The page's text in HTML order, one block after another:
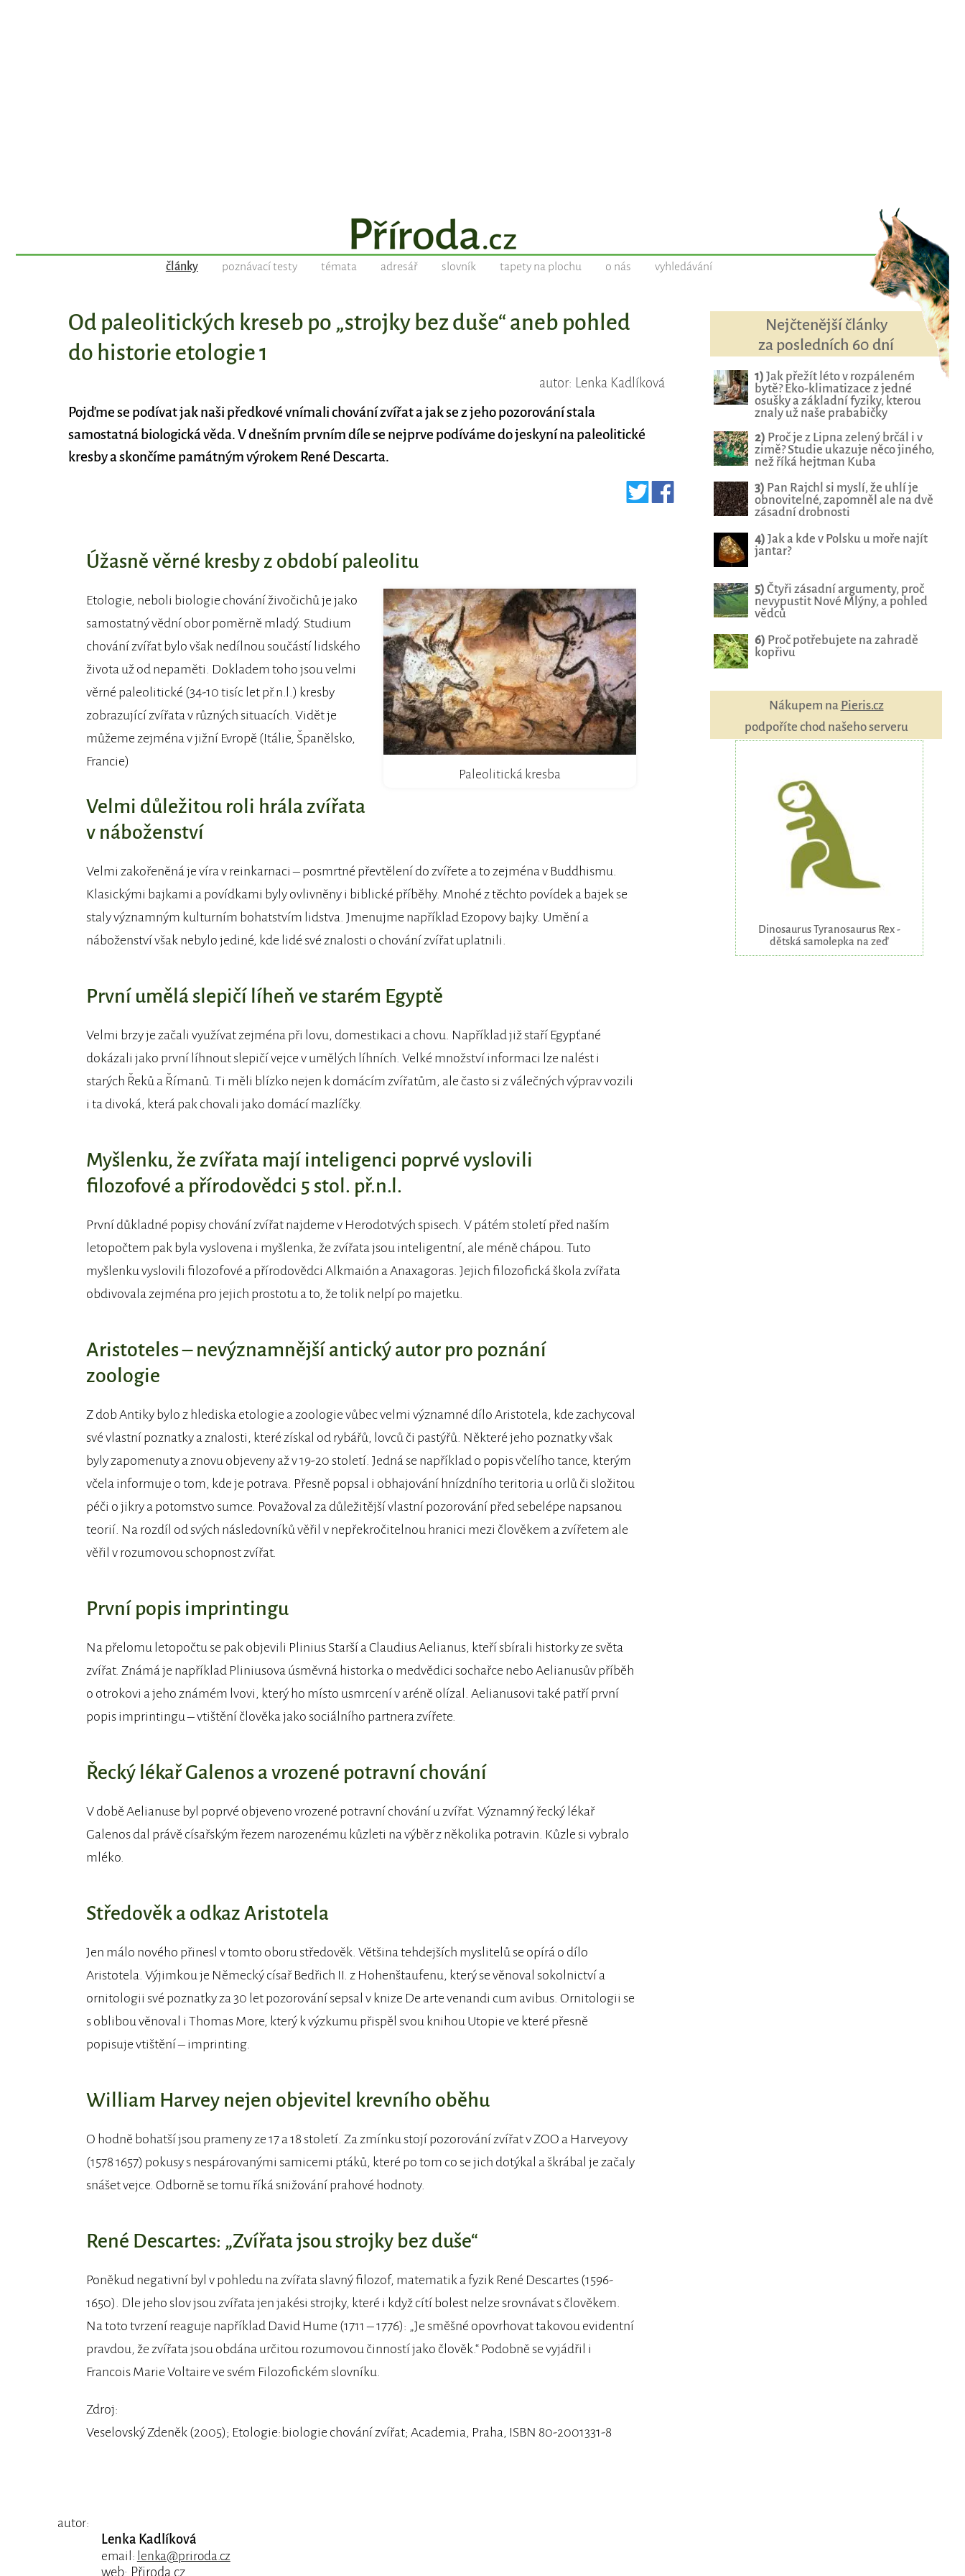
články poznávací testy témata adresář slovník tapety na plochu o nás vyhledávání
Od paleolitických kreseb po „strojky bez duše“ aneb pohled
do historie etologie 1
autor: Lenka Kadlíková
Pojďme se podívat jak naši předkové vnímali chování zvířat a jak se z jeho pozorování stala
samostatná biologická věda. V dnešním prvním díle se nejprve podíváme do jeskyní na paleolitické
kresby a skončíme památným výrokem René Descarta.
Úžasně věrné kresby z období paleolitu
Paleolitická kresba
Etologie, neboli biologie chování živočichů je jako
samostatný vědní obor poměrně mladý. Studium
chování zvířat bylo však nedílnou součástí lidského
života už od nepaměti. Dokladem toho jsou velmi
věrné paleolitické (34-10 tisíc let př.n.l.) kresby
zobrazující zvířata v různých situacích. Vidět je
můžeme zejména v jižní Evropě (Itálie, Španělsko,
Francie)
Velmi důležitou roli hrála zvířata
v náboženství
Velmi zakořeněná je víra v reinkarnaci – posmrtné převtělení do zvířete a to zejména v Buddhismu.
Klasickými bajkami a povídkami byly ovlivněny i biblické příběhy. Mnohé z těchto povídek a bajek se
staly významným kulturním bohatstvím lidstva. Jmenujme například Ezopovy bajky. Umění a
náboženství však nebylo jediné, kde lidé své znalosti o chování zvířat uplatnili.
První umělá slepičí líheň ve starém Egyptě
Velmi brzy je začali využívat zejména při lovu, domestikaci a chovu. Například již staří Egypťané
dokázali jako první líhnout slepičí vejce v umělých líhních. Velké množství informaci lze nalést i
starých Řeků a Římanů. Ti měli blízko nejen k domácím zvířatům, ale často si z válečných výprav vozili
i ta divoká, která pak chovali jako domácí mazlíčky.
Myšlenku, že zvířata mají inteligenci poprvé vyslovili
filozofové a přírodovědci 5 stol. př.n.l.
První důkladné popisy chování zvířat najdeme v Herodotvých spisech. V pátém století před naším
letopočtem pak byla vyslovena i myšlenka, že zvířata jsou inteligentní, ale méně chápou. Tuto
myšlenku vyslovili filozofové a přírodovědci Alkmaión a Anaxagoras. Jejich filozofická škola zvířata
obdivovala zejména pro jejich prostotu a to, že tolik nelpí po majetku.
Aristoteles – nevýznamnější antický autor pro poznání
zoologie
Z dob Antiky bylo z hlediska etologie a zoologie vůbec velmi významné dílo Aristotela, kde zachycoval
své vlastní poznatky a znalosti, které získal od rybářů, lovců či pastýřů. Některé jeho poznatky však
byly zapomenuty a znovu objeveny až v 19-20 století. Jedná se například o popis včelího tance, kterým
včela informuje o tom, kde je potrava. Přesně popsal i obhajování hnízdního teritoria u orlů či složitou
péči o jikry a potomstvo sumce. Považoval za důležitější vlastní pozorování před sebelépe napsanou
teorií. Na rozdíl od svých následovníků věřil v nepřekročitelnou hranici mezi člověkem a zvířetem ale
věřil v rozumovou schopnost zvířat.
První popis imprintingu
Na přelomu letopočtu se pak objevili Plinius Starší a Claudius Aelianus, kteří sbírali historky ze světa
zvířat. Známá je například Pliniusova úsměvná historka o medvědici sochařce nebo Aelianusův příběh
o otrokovi a jeho známém lvovi, který ho místo usmrcení v aréně olízal. Aelianusovi také patří první
popis imprintingu – vtištění člověka jako sociálního partnera zvířete.
Řecký lékař Galenos a vrozené potravní chování
V době Aelianuse byl poprvé objeveno vrozené potravní chování u zvířat. Významný řecký lékař
Galenos dal právě císařským řezem narozenému kůzleti na výběr z několika potravin. Kůzle si vybralo
mléko.
Středověk a odkaz Aristotela
Jen málo nového přinesl v tomto oboru středověk. Většina tehdejších myslitelů se opírá o dílo
Aristotela. Výjimkou je Německý císař Bedřich II. z Hohenštaufenu, který se věnoval sokolnictví a
ornitologii své poznatky za 30 let pozorování sepsal v knize De arte venandi cum avibus. Ornitologii se
s oblibou věnoval i Thomas More, který k výzkumu přispěl svou knihou Utopie ve které přesně
popisuje vtištění – imprinting.
William Harvey nejen objevitel krevního oběhu
O hodně bohatší jsou prameny ze 17 a 18 století. Za zmínku stojí pozorování zvířat v ZOO a Harveyovy
(1578 1657) pokusy s nespárovanými samicemi ptáků, které po tom co se jich dotýkal a škrábal je začaly
snášet vejce. Odborně se tomu říká snižování prahové hodnoty.
René Descartes: „Zvířata jsou strojky bez duše“
Poněkud negativní byl v pohledu na zvířata slavný filozof, matematik a fyzik René Descartes (1596-
1650). Dle jeho slov jsou zvířata jen jakési strojky, které i když cítí bolest nelze srovnávat s člověkem.
Na toto tvrzení reaguje například David Hume (1711 – 1776): „Je směšné opovrhovat takovou evidentní
pravdou, že zvířata jsou obdána určitou rozumovou činností jako člověk.“ Podobně se vyjádřil i
Francois Marie Voltaire ve svém Filozofickém slovníku.
Zdroj:
Veselovský Zdeněk (2005); Etologie:biologie chování zvířat; Academia, Praha, ISBN 80-2001331-8
autor:
Lenka Kadlíková
email: lenka@priroda.cz
web: Přiroda.cz
Nejčtenější články
za posledních 60 dní
1) Jak přežít léto v rozpáleném
bytě? Eko-klimatizace z jedné
osušky a základní fyziky, kterou
znaly už naše prababičky
2) Proč je z Lipna zelený brčál i v
zimě? Studie ukazuje něco jiného,
než říká hejtman Kuba
3) Pan Rajchl si myslí, že uhlí je
obnovitelné, zapomněl ale na dvě
zásadní drobnosti
4) Jak a kde v Polsku u moře najít
jantar?
5) Čtyři zásadní argumenty, proč
nevypustit Nové Mlýny, a pohled
vědců
6) Proč potřebujete na zahradě
kopřivu
Nákupem na Pieris.cz
podpoříte chod našeho serveru
Dinosaurus Tyranosaurus Rex -
dětská samolepka na zeď